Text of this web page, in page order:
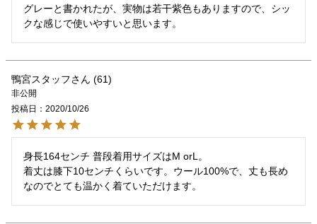
グレーと書かれたが、実物は若干紫色もありますので、シッ
クな感じで使いやすいと思います。
鴨宮スタッフ 61
非公開
投稿日
2020/10/26
身長164センチ 普段着用サイズはM orL。
着丈は膝下10センチくらいです。ウール100%で、丈も長め
なのでとても温かく着ていただけます。